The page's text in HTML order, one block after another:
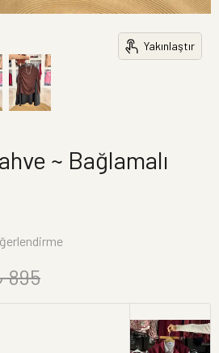
Yakınlaştır
~ Bağlamalı
895